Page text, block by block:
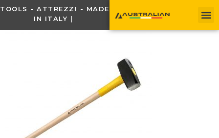
TOOLS - ATTREZZI - MADE
IN ITALY |